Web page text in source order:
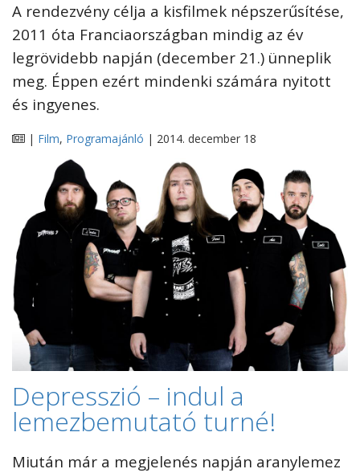
A rendezvény célja a kisfilmek népszerűsítése,
2011 óta Franciaországban mindig az év
legrövidebb napján (december 21.) ünneplik
meg. Éppen ezért mindenki számára nyitott
és ingyenes.
| Film, Programajánló | 2014. december 18
Depresszió – indul a
lemezbemutató turné!
Miután már a megjelenés napján aranylemez